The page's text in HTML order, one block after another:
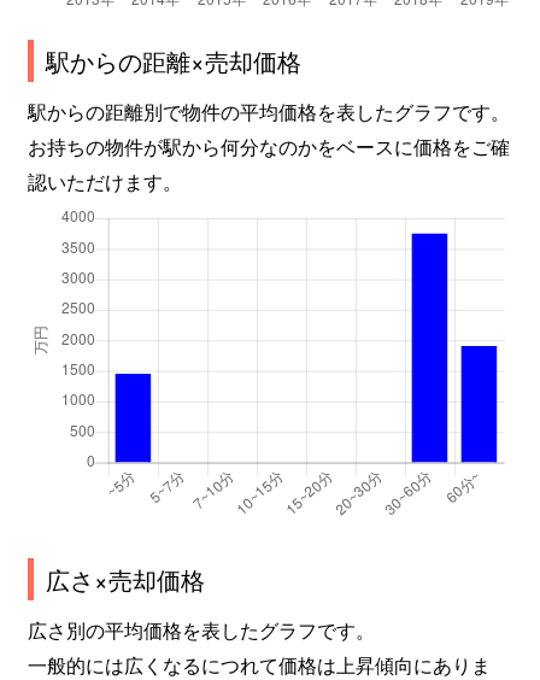
駅からの距離×売却価格
駅からの距離別で物件の平均価格を表したグラフです。
お持ちの物件が駅から何分なのかをベースに価格をご確
認いただけます。
広さ×売却価格
広さ別の平均価格を表したグラフです。
一般的には広くなるにつれて価格は上昇傾向にありま